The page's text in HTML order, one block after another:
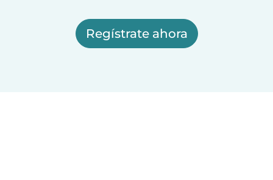
Regístrate ahora